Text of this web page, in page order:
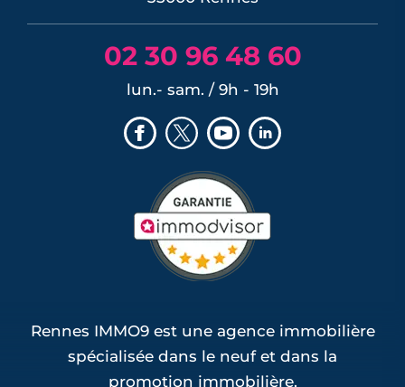
02 30 96 48 60
lun.- sam. / 9h - 19h
Rennes IMMO9 est une agence immobilière
spécialisée dans le neuf et dans la
promotion immobilière.